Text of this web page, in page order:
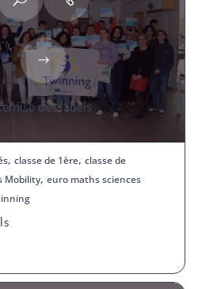
des labels
, classe de 1ère, classe de
Mobility, euro maths sciences